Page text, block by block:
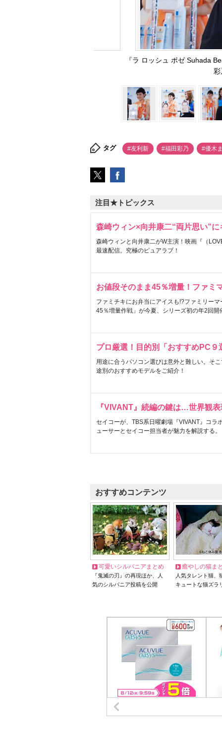
『ラ ロッシュ ポゼ Suhada
彩
タグ #友利新 #福田彩乃 #優木
注目★トピックス
森崎ウィン×向井康二“両片思い”
森崎ウィンと向井康二がW主演！映画『（
最速配信。究極のピュアラブ！
お値段そのまま45％増量！ファミ
ファミチキにお弁当にアイスも!?ファミリー
45％増量作戦」が今夏、シリーズ初の年2回開
プロ厳選！目的別「おすすめPC９
用途に合うパソコン選びは意外と難しい。そ
途別のおすすめモデルをご紹介！
『VIVANT』続編の鍵は…世界観
セイコーが、TBS系日曜劇場『VIVANT』コラ
ューサーとセイコー担当者が魅力を解説する。
おすすめコンテンツ
可愛いシルバニアまとめ
『鬼滅の刃』の再現ほか、人
気のシルバニア投稿を公開
癒やしの猫ま
人気タレント猫
キュートな猫ズラ